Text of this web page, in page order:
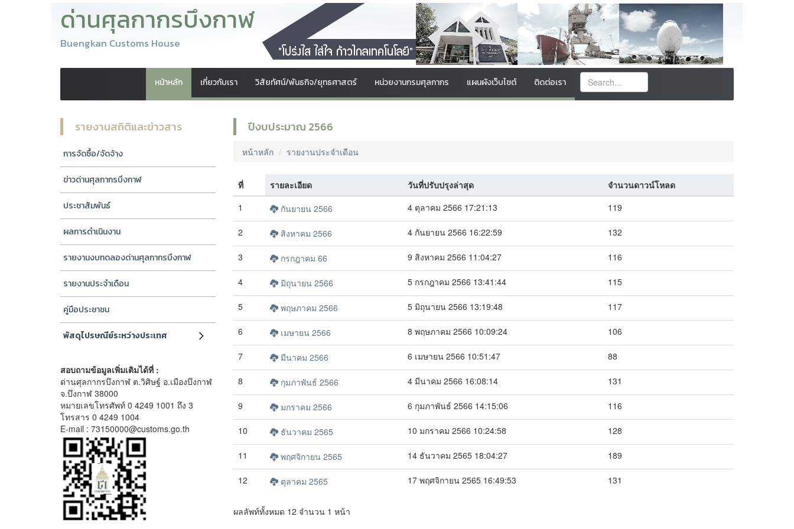
ด่านศุลกากรบึงกาฬ
Buengkan Customs House
หน้าหลัก เกี่ยวกับเรา วิสัยทัศน์/พันธกิจ/ยุทธศาสตร์ หน่วยงานกรมศุลกากร แผนผังเว็บไซต์ ติดต่อเรา
รายงานสถิติและข่าวสาร
การจัดซื้อ/จัดจ้าง
ข่าวด่านศุลกากรบึงกาฬ
ประชาสัมพันธ์
ผลการดำเนินงาน
รายงานงบทดลองด่านศุลกากรบึงกาฬ
รายงานประจำเดือน
คู่มือประชาชน
พัสดุไปรษณีย์ระหว่างประเทศ
สอบถามข้อมูลเพิ่มเติมได้ที่ :
ด่านศุลกากรบึงกาฬ ต.วิศิษฐ์ อ.เมืองบึงกาฬ
จ.บึงกาฬ 38000
หมายเลขโทรศัพท์ 0 4249 1001 ถึง 3
โทรสาร 0 4249 1004
E-mail : 73150000@customs.go.th
ปีงบประมาณ 2566
หน้าหลัก รายงานประจำเดือน
ที่ รายละเอียด วันที่ปรับปรุงล่าสุด
จำนวนดาวน์โหลด
1
กันยายน 2566 4 ตุลาคม 2566 17:21:13 119
2 สิงหาคม 2566 4 กันยายน 2566 16:22:59 132
3 กรกฎาคม 66 9 สิงหาคม 2566 11:04:27 116
4 มิถุนายน 2566 5 กรกฎาคม 2566 13:41:44 115
5 พฤษภาคม 2566 5 มิถุนายน 2566 13:19:48 117
6 เมษายน 2566 8 พฤษภาคม 2566 10:09:24 106
7 มีนาคม 2566 6 เมษายน 2566 10:51:47 88
8 กุมภาพันธ์ 2566 4 มีนาคม 2566 16:08:14 131
9 มกราคม 2566 6 กุมภาพันธ์ 2566 14:15:06 116
10 ธันวาคม 2565 10 มกราคม 2566 10:24:58 128
11 พฤศจิกายน 2565 14 ธันวาคม 2565 18:04:27 189
12 ตุลาคม 2565 17 พฤศจิกายน 2565 16:49:53 131
ผลลัพท์ทั้งหมด 12 จำนวน 1 หน้า